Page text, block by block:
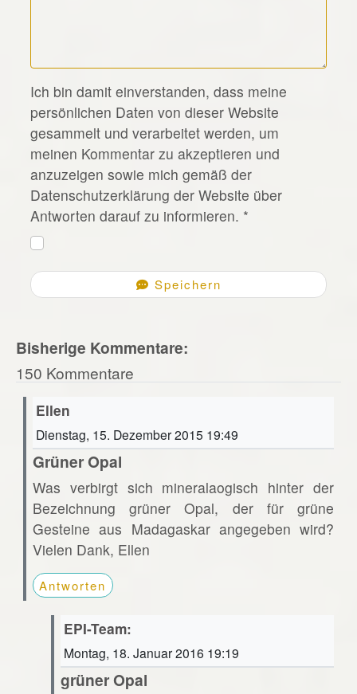
*
Ich bin damit einverstanden, dass meine
persönlichen Daten von dieser Website
gesammelt und verarbeitet werden, um
meinen Kommentar zu akzeptieren und
anzuzeigen sowie mich gemäß der
Datenschutzerklärung der Website über
Antworten darauf zu informieren. *
Speichern
Bisherige Kommentare:
150 Kommentare
Ellen
Dienstag, 15. Dezember 2015 19:49
Grüner Opal
Was verbirgt sich mineralaogisch hinter der
Bezeichnung grüner Opal, der für grüne
Gesteine aus Madagaskar angegeben wird?
Vielen Dank, Ellen
Antworten
EPI-Team:
Montag, 18. Januar 2016 19:19
grüner Opal